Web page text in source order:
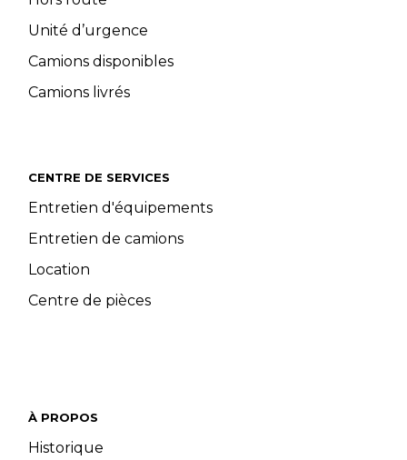
Unité d’urgence
Camions disponibles
Camions livrés
CENTRE DE SERVICES
Entretien d'équipements
Entretien de camions
Location
Centre de pièces
À PROPOS
Historique